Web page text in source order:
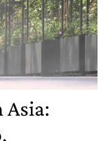
Asia: